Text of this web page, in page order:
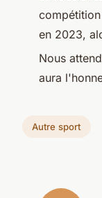
en 2023,
Nous
aura
Autre sport